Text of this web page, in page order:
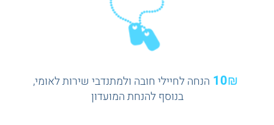
10₪ הנחה לחיילי חובה ולמתנדבי שירות לאומי,
בנוסף להנחת המועדון